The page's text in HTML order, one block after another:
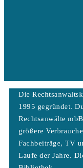
Die
1995 gegründet.
Rechtsanwälte
größere
Fachbeiträge, TV
Laufe der Jahre.